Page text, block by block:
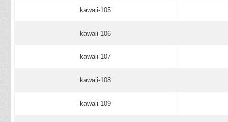
kawaii-105
kawaii-106
kawaii-107
kawaii-108
kawaii-109